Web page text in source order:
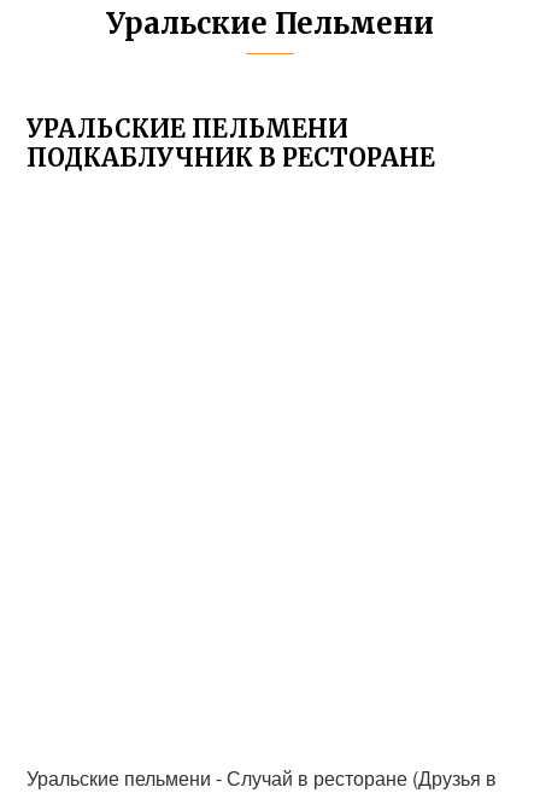
Уральские Пельмени
УРАЛЬСКИЕ ПЕЛЬМЕНИ
ПОДКАБЛУЧНИК В РЕСТОРАНЕ
Уральские пельмени - Случай в ресторане (Друзья в